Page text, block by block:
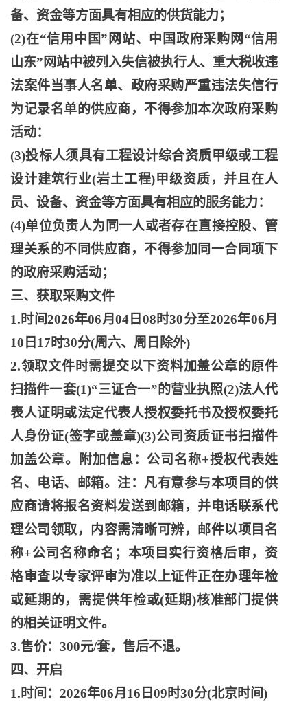
备、资金等方面具有相应的供货能力；
(2)在“信用中国”网站、中国政府采购网“信用
山东”网站中被列入失信被执行人、重大税收违
法案件当事人名单、政府采购严重违法失信行
为记录名单的供应商，不得参加本次政府采购
活动：
(3)投标人须具有工程设计综合资质甲级或工程
设计建筑行业(岩土工程)甲级资质，并且在人
员、设备、资金等方面具有相应的服务能力：
(4)单位负责人为同一人或者存在直接控股、管
理关系的不同供应商，不得参加同一合同项下
的政府采购活动；
三、获取采购文件
1.时间2026年06月04日08时30分至2026年06月
10日17时30分(周六、周日除外)
2.领取文件时需提交以下资料加盖公章的原件
扫描件一套(1)“三证合一”的营业执照(2)法人代
表人证明或法定代表人授权委托书及授权委托
人身份证(签字或盖章)(3)公司资质证书扫描件
加盖公章。附加信息：公司名称+授权代表姓
名、电话、邮箱。注：凡有意参与本项目的供
应商请将报名资料发送到邮箱，并电话联系代
理公司领取，内容需清晰可辨，邮件以项目名
称+公司名称命名；本项目实行资格后审，资
格审查以专家评审为准以上证件正在办理年检
或延期的，需提供年检或(延期)核准部门提供
的相关证明文件。
3.售价：300元/套，售后不退。
四、开启
1.时间：2026年06月16日09时30分(北京时间)